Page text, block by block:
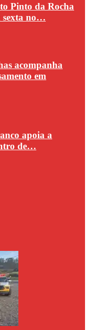
Pinto da Rocha
sexta no…
acompanha
em
apoia a
de…